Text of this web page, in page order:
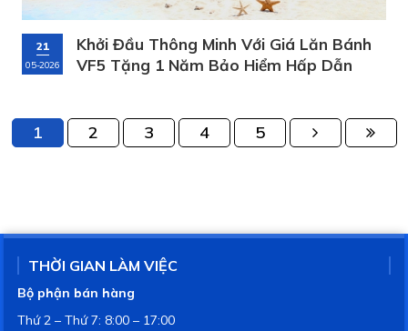
21
05-2026
Khởi Đầu Thông Minh Với Giá Lăn Bánh
VF5 Tặng 1 Năm Bảo Hiểm Hấp Dẫn
1 2 3 4 5
THỜI GIAN LÀM VIỆC
Bộ phận bán hàng
Thứ 2 – Thứ 7: 8:00 – 17:00